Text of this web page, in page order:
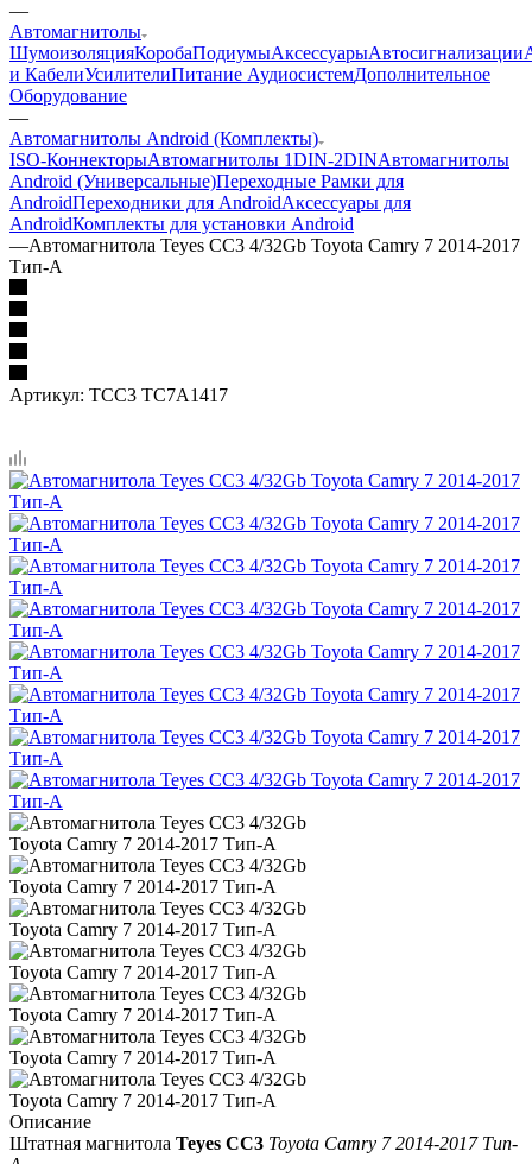
—
Автомагнитолы
ШумоизоляцияКоробаПодиумыАксессуарыАвтосигнализации
и КабелиУсилителиПитание АудиосистемДополнительное
Оборудование
—
Автомагнитолы Android (Комплекты)
ISO-КоннекторыАвтомагнитолы 1DIN-2DINАвтомагнитолы
Android (Универсальные)Переходные Рамки для
AndroidПереходники для AndroidАксессуары для
AndroidКомплекты для установки Android
—Автомагнитола Teyes CC3 4/32Gb Toyota Camry 7 2014-2017
Тип-A
Артикул: TCC3 TC7A1417
Описание
Штатная магнитола Teyes СС3 Toyota Camry 7 2014-2017 Тип-